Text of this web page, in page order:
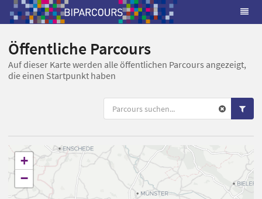
Öffentliche Parcours
Auf dieser Karte werden alle öffentlichen Parcours angezeigt,
die einen Startpunkt haben
+
−